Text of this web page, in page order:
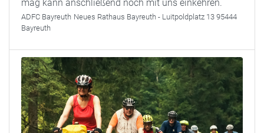
mag kann anschließend noch mit uns einkehren.
ADFC Bayreuth Neues Rathaus Bayreuth - Luitpoldplatz 13 95444
Bayreuth